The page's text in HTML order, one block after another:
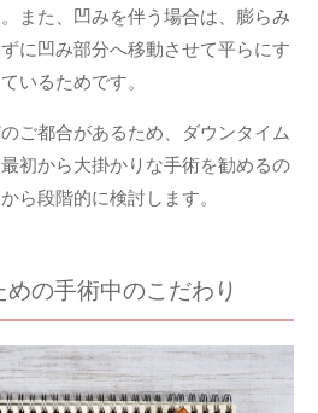
また、凹みを伴う場合は、膨らみ
に凹み部分へ移動させて平らにす
いるためです。
ご都合があるため、ダウンタイム
初から大掛かりな手術を勧めるの
ら段階的に検討します。
の手術中のこだわり